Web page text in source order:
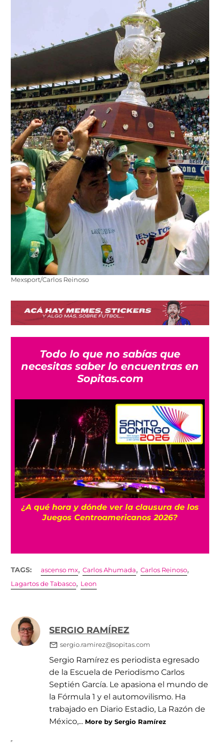
Mexsport/Carlos Reinoso
Todo lo que no sabías que
necesitas saber lo encuentras en
Sopitas.com
¿A qué hora y dónde ver la clausura de los
Juegos Centroamericanos 2026?
TAGS: ascenso mx,Carlos Ahumada,Carlos Reinoso,
Lagartos de Tabasco, Leon
SERGIO RAMÍREZ
sergio.ramirez@sopitas.com
Sergio Ramírez es periodista egresado
de la Escuela de Periodismo Carlos
Septién García. Le apasiona el mundo de
la Fórmula 1 y el automovilismo. Ha
trabajado en Diario Estadio, La Razón de
México,... More by Sergio Ramírez